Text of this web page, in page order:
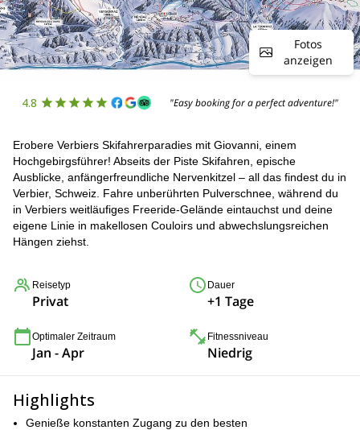
Fotos
anzeigen
4.8 "Easy booking for a perfect adventure!"
Erobere Verbiers Skifahrerparadies mit Giovanni, einem
Hochgebirgsführer! Abseits der Piste Skifahren, epische
Ausblicke, anfängerfreundliche Nervenkitzel – all das findest du in
Verbier, Schweiz. Fahre unberührten Pulverschnee, während du
in Verbiers weitläufiges Freeride-Gelände eintauchst und deine
eigene Linie in makellosen Couloirs und abwechslungsreichen
Hängen ziehst.
Reisetyp
Privat
Dauer
+1 Tage
Optimaler Zeitraum
Jan - Apr
Fitnessniveau
Niedrig
Highlights
Genieße konstanten Zugang zu den besten